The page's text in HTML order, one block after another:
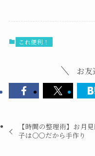
これ便利！
お友
【時間の整理術】お月
子は〇〇だから手作り